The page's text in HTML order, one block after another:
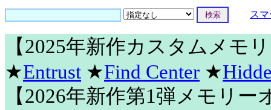
ス
【2025年新作カスタムメモ
★Entrust ★Find Center ★
【2026年新作第1弾メモリー